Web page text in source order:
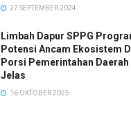
27 SEPTEMBER 2024
Limbah Dapur SPPG
Potensi Ancam Ekosistem
Porsi Pemerintahan Daerah
Jelas
16 OKTOBER 2025